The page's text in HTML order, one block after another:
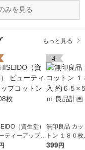
みを見る
もっと見る
（資生堂）
ティーアップコ
G 108枚
円
4
無印良品 カッ
トン １８０
５×５０ｍｍ
399円